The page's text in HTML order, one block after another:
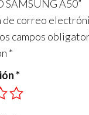
SAMSUNG A50”
de correo
campos
*
*